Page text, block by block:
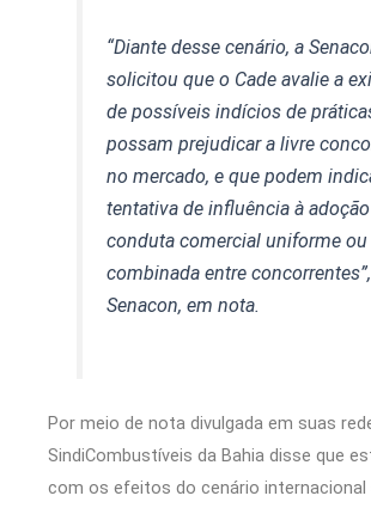
“Diante desse cenário, a
solicitou que o Cade avalie a
de possíveis indícios de
possam prejudicar a livre
no mercado, e que podem
tentativa de influência à
conduta comercial uniforme ou
combinada entre
Senacon, em nota.
Por meio de nota divulgada em suas
SindiCombustíveis da Bahia disse que
com os efeitos do cenário internacional